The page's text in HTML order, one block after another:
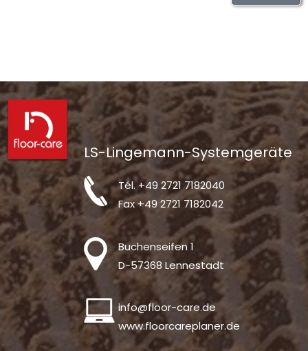
LS-Lingemann-Systemgeräte
Tél.+49 2721 7182040
Fax +49 2721 7182042
Buchenseifen 1
D-57368 Lennestadt
info@floor-care.de
www.floorcareplaner.de